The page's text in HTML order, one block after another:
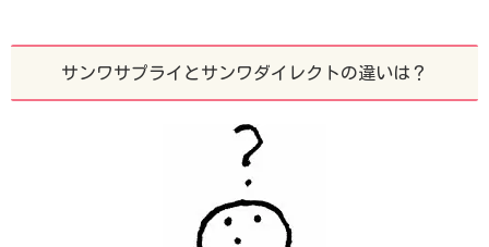
サンワサプライとサンワダイレクトの違いは？